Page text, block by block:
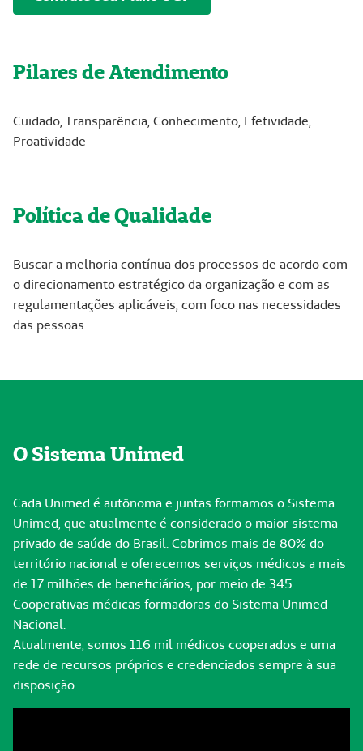
Pilares de Atendimento
Cuidado, Transparência, Conhecimento, Efetividade,
Proatividade
Política de Qualidade
Buscar a melhoria contínua dos processos de acordo com
o direcionamento estratégico da organização e com as
regulamentações aplicáveis, com foco nas necessidades
das pessoas.
O Sistema Unimed
Cada Unimed é autônoma e juntas formamos o Sistema
Unimed, que atualmente é considerado o maior sistema
privado de saúde do Brasil. Cobrimos mais de 80% do
território nacional e oferecemos serviços médicos a mais
de 17 milhões de beneficiários, por meio de 345
Cooperativas médicas formadoras do Sistema Unimed
Nacional.
Atualmente, somos 116 mil médicos cooperados e uma
rede de recursos próprios e credenciados sempre à sua
disposição.